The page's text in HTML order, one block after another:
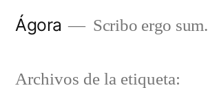
Saltar
Ágora Scribo ergo sum.
Archivos de la etiqueta: